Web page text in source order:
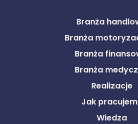
Branża
Branża
Branża
Branża
Realizacje
Jak
Wiedza